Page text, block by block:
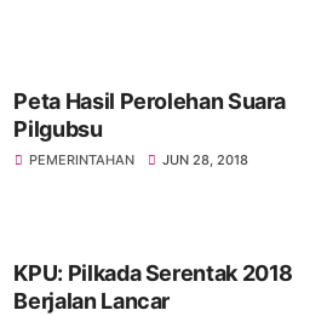
Peta Hasil Perolehan Suara
Pilgubsu
PEMERINTAHAN JUN 28, 2018
KPU: Pilkada Serentak 2018
Berjalan Lancar